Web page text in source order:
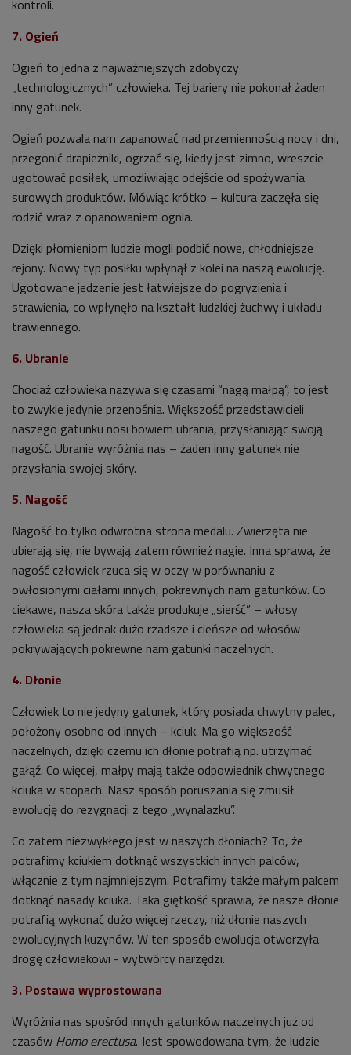
kontroli.
7. Ogień
Ogień to jedna z najważniejszych zdobyczy
„technologicznych” człowieka. Tej bariery nie pokonał żaden
inny gatunek.
Ogień pozwala nam zapanować nad przemiennością nocy i dni,
przegonić drapieżniki, ogrzać się, kiedy jest zimno, wreszcie
ugotować posiłek, umożliwiając odejście od spożywania
surowych produktów. Mówiąc krótko – kultura zaczęła się
rodzić wraz z opanowaniem ognia.
Dzięki płomieniom ludzie mogli podbić nowe, chłodniejsze
rejony. Nowy typ posiłku wpłynął z kolei na naszą ewolucję.
Ugotowane jedzenie jest łatwiejsze do pogryzienia i
strawienia, co wpłynęło na kształt ludzkiej żuchwy i układu
trawiennego.
6. Ubranie
Chociaż człowieka nazywa się czasami “nagą małpą”, to jest
to zwykle jedynie przenośnia. Większość przedstawicieli
naszego gatunku nosi bowiem ubrania, przysłaniając swoją
nagość. Ubranie wyróżnia nas – żaden inny gatunek nie
przysłania swojej skóry.
5. Nagość
Nagość to tylko odwrotna strona medalu. Zwierzęta nie
ubierają się, nie bywają zatem również nagie. Inna sprawa, że
nagość człowiek rzuca się w oczy w porównaniu z
owłosionymi ciałami innych, pokrewnych nam gatunków. Co
ciekawe, nasza skóra także produkuje „sierść” – włosy
człowieka są jednak dużo rzadsze i cieńsze od włosów
pokrywających pokrewne nam gatunki naczelnych.
4. Dłonie
Człowiek to nie jedyny gatunek, który posiada chwytny palec,
położony osobno od innych – kciuk. Ma go większość
naczelnych, dzięki czemu ich dłonie potrafią np. utrzymać
gałąź. Co więcej, małpy mają także odpowiednik chwytnego
kciuka w stopach. Nasz sposób poruszania się zmusił
ewolucję do rezygnacji z tego „wynalazku”.
Co zatem niezwykłego jest w naszych dłoniach? To, że
potrafimy kciukiem dotknąć wszystkich innych palców,
włącznie z tym najmniejszym. Potrafimy także małym palcem
dotknąć nasady kciuka. Taka giętkość sprawia, że nasze dłonie
potrafią wykonać dużo więcej rzeczy, niż dłonie naszych
ewolucyjnych kuzynów. W ten sposób ewolucja otworzyła
drogę człowiekowi - wytwórcy narzędzi.
3. Postawa wyprostowana
Wyróżnia nas spośród innych gatunków naczelnych już od
czasów Homo erectusa. Jest spowodowana tym, że ludzie